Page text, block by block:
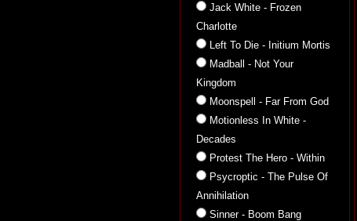
Jack White - Frozen
Charlotte
Left To Die - Initium Mortis
Madball - Not Your
Kingdom
Moonspell - Far From God
Motionless In White -
Decades
Protest The Hero - Within
Psycroptic - The Pulse Of
Annihilation
Sinner - Boom Bang